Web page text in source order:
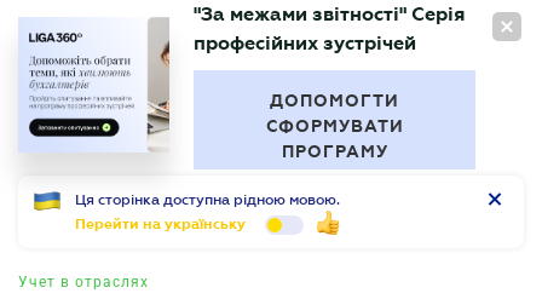
RU
БУХГАЛТЕР
"За межами звітності" Серія
професійних зустрічей
ДОПОМОГТИ
СФОРМУВАТИ
ПРОГРАМУ
Ця сторінка доступна рідною мовою.
Перейти на українську
Учет в отраслях